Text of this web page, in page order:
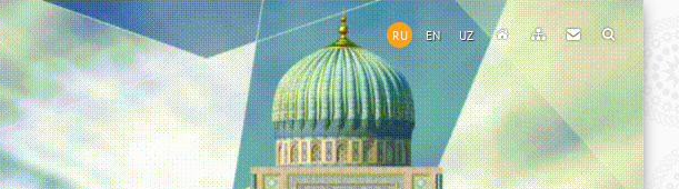
RU EN UZ